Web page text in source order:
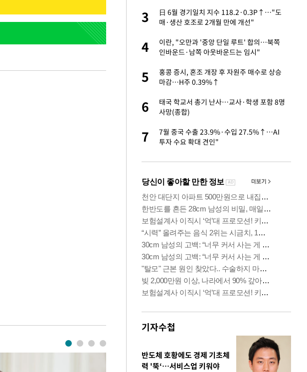
SK하이닉스, 주당 375원 분기배당 결정…3
분기 중 추가 주주환원 발표
[속보]SK하이닉스, 주당 375원 분기 배
與 황희 "버스 하우스 제안…이동 용이한 장
3
日 6월 경기일치 지수 118.2·0.3P↑…"도
매·생산 호조로 2개월 만에 개선"
4
이란, "오만과 '중앙 단일 루트' 합의…북쪽
인바운드·남쪽 아웃바운드는 임시"
5
홍콩 증시, 혼조 개장 후 자원주 매수로 상승
마감…H주 0.39%↑
6
태국 학교서 총기 난사…교사·학생 포함 8명
사망(종합)
7
7월 중국 수출 23.9%·수입 27.5%↑…AI
투자 수요 확대 견인"
기자수첩
반도체 호황에도 경제 기초체
력 '뚝‘…서비스업 키워야